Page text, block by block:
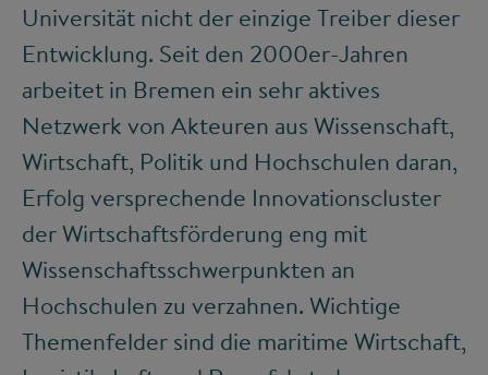
Universität nicht der einzige Treiber dieser
Entwicklung. Seit den 2000er-Jahren
arbeitet in Bremen ein sehr aktives
Netzwerk von Akteuren aus Wissenschaft,
Wirtschaft, Politik und Hochschulen daran,
Erfolg versprechende Innovationscluster
der Wirtschaftsförderung eng mit
Wissenschaftsschwerpunkten an
Hochschulen zu verzahnen. Wichtige
Themenfelder sind die maritime Wirtschaft,